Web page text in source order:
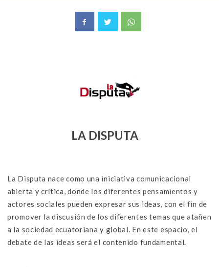
LA DISPUTA
La Disputa nace como una iniciativa comunicacional
abierta y crítica, donde los diferentes pensamientos y
actores sociales pueden expresar sus ideas, con el fin de
promover la discusión de los diferentes temas que atañen
a la sociedad ecuatoriana y global. En este espacio, el
debate de las ideas será el contenido fundamental.